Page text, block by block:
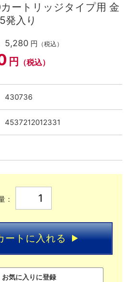
ートリッジタイプ用 金
発入り
5,280 円 （税込）
円 （税込）
430736
4537212012331
：
ートに入れる
お気に入りに登録